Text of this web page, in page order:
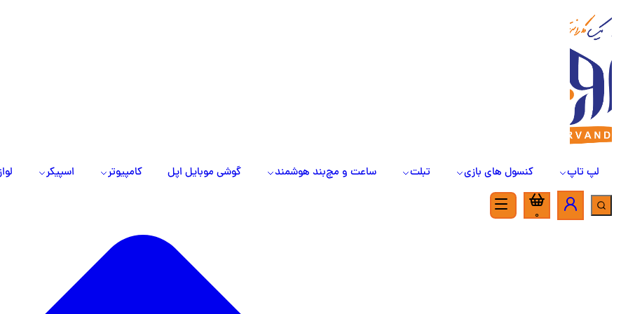
لپ تاپ کنسول های بازی تبلت ساعت و مچ‌بند هوشمند گوشی موبایل اپل کامپیوتر اسپیکر
0